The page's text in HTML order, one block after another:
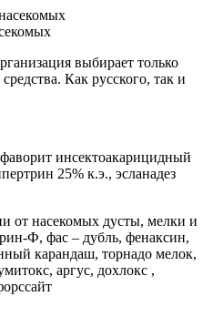
выбирает только
Как русского, так и
инсектоакарицидный
25% к.э., эсланадез
от насекомых дусты, мелки и
Ф, фас – дубль, фенаксин,
карандаш, торнадо мелок,
аргус, дохлокс ,